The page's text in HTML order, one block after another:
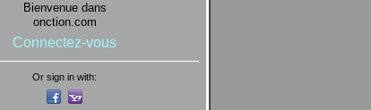
Bienvenue dans
onction.com
Connectez-vous
Or sign in with: